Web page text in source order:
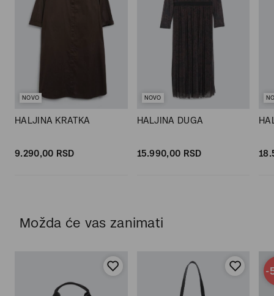
NOVO
HALJINA KRATKA
9.290,00 RSD
NOVO
HALJINA DUGA
15.990,00 RSD
Možda će vas zanimati
-